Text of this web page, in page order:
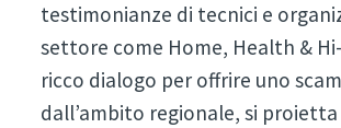
testimonianze di tecnici e
settore come Home, Health &
ricco dialogo per offrire uno
dall’ambito regionale, si proietta